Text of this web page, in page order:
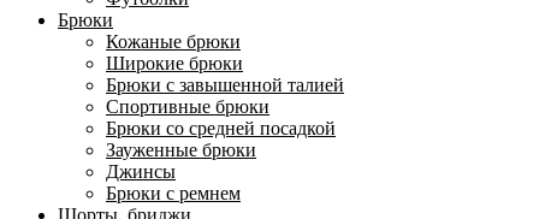
Брюки
Кожаные брюки
Широкие брюки
Брюки с завышенной талией
Спортивные брюки
Брюки со средней посадкой
Зауженные брюки
Джинсы
Брюки с ремнем